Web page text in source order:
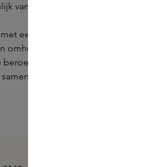
van het cultmerk
een accent van roze
omhult je met een delicate
beroemde Darjeeling thee met
een verkwikkende geur